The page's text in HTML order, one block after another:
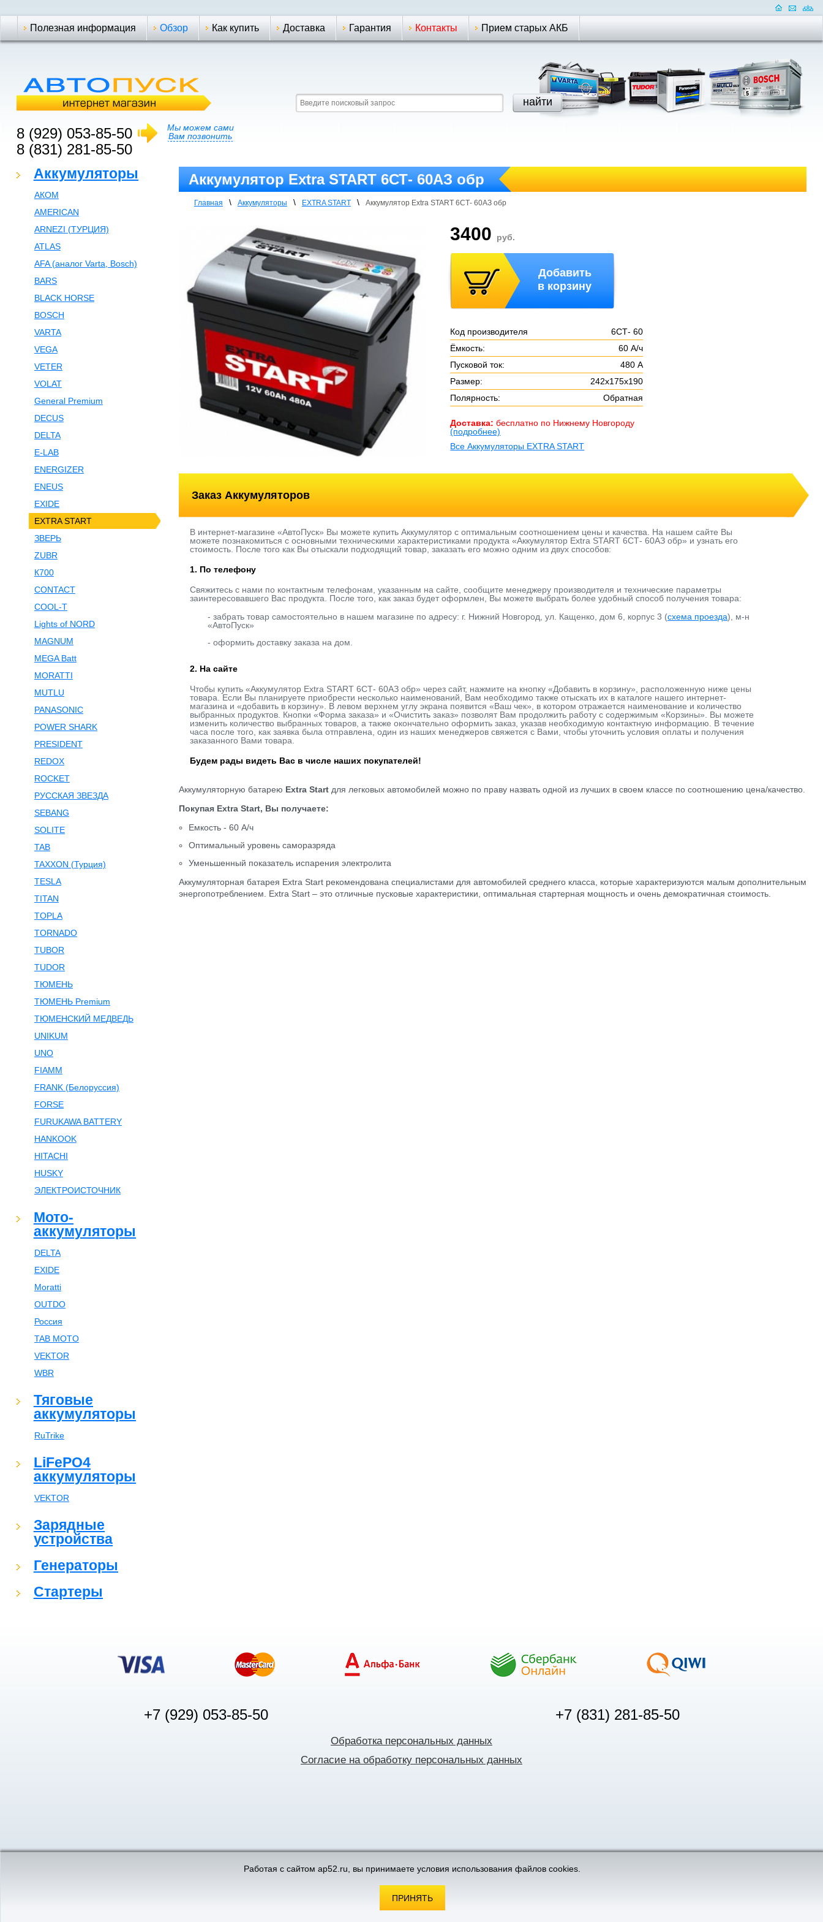
Полезная информация Обзор Как купить Доставка Гарантия Контакты Прием старых АКБ
8 (929) 053-85-50
8 (831) 281-85-50
Мы можем сами
Вам позвонить
Аккумуляторы
АКОМ
AMERICAN
ARNEZI (ТУРЦИЯ)
ATLAS
AFA (аналог Varta, Bosch)
BARS
BLACK HORSE
BOSCH
VARTA
VEGA
VETER
VOLAT
General Premium
DECUS
DELTA
E-LAB
ENERGIZER
ENEUS
EXIDE
EXTRA START
ЗВЕРЬ
ZUBR
К700
CONTACT
COOL-T
Lights of NORD
MAGNUM
MEGA Batt
MORATTI
MUTLU
PANASONIC
POWER SHARK
PRESIDENT
REDOX
ROCKET
РУССКАЯ ЗВЕЗДА
SEBANG
SOLITE
TAB
TAXXON (Турция)
TESLA
TITAN
TOPLA
TORNADO
TUBOR
TUDOR
ТЮМЕНЬ
ТЮМЕНЬ Premium
ТЮМЕНСКИЙ МЕДВЕДЬ
UNIKUM
UNO
FIAMM
FRANK (Белоруссия)
FORSE
FURUKAWA BATTERY
HANKOOK
HITACHI
HUSKY
ЭЛЕКТРОИСТОЧНИК
Мото-
аккумуляторы
DELTA
EXIDE
Moratti
OUTDO
Россия
TAB MOTO
VEKTOR
WBR
Тяговые
аккумуляторы
RuTrike
LiFePO4
аккумуляторы
VEKTOR
Зарядные
устройства
Генераторы
Стартеры
Аккумулятор Extra START 6СТ- 60АЗ обр
Главная \ Аккумуляторы \ EXTRA START \ Аккумулятор Extra START 6СТ- 60АЗ обр
3400 руб.
Добавить
в корзину
Код производителя
6СТ- 60
Ёмкость:
60 А/ч
Пусковой ток:
480 А
Размер:
242х175x190
Полярность:
Обратная
Доставка: бесплатно по Нижнему Новгороду
(подробнее)
Все Аккумуляторы EXTRA START
Заказ Аккумуляторов
В интернет-магазине «АвтоПуск» Вы можете купить Аккумулятор с оптимальным соотношением цены и качества. На нашем сайте Вы
можете познакомиться с основными техническими характеристиками продукта «Аккумулятор Extra START 6СТ- 60АЗ обр» и узнать его
стоимость. После того как Вы отыскали подходящий товар, заказать его можно одним из двух способов:
1. По телефону
Свяжитесь с нами по контактным телефонам, указанным на сайте, сообщите менеджеру производителя и технические параметры
заинтересовавшего Вас продукта. После того, как заказ будет оформлен, Вы можете выбрать более удобный способ получения товара:
- забрать товар самостоятельно в нашем магазине по адресу: г. Нижний Новгород, ул. Кащенко, дом 6, корпус 3 (схема проезда), м-н
«АвтоПуск»
- оформить доставку заказа на дом.
2. На сайте
Чтобы купить «Аккумулятор Extra START 6СТ- 60АЗ обр» через сайт, нажмите на кнопку «Добавить в корзину», расположенную ниже цены
товара. Если Вы планируете приобрести несколько наименований, Вам необходимо также отыскать их в каталоге нашего интернет-
магазина и «добавить в корзину». В левом верхнем углу экрана появится «Ваш чек», в котором отражается наименование и количество
выбранных продуктов. Кнопки «Форма заказа» и «Очистить заказ» позволят Вам продолжить работу с содержимым «Корзины». Вы можете
изменить количество выбранных товаров, а также окончательно оформить заказ, указав необходимую контактную информацию. В течение
часа после того, как заявка была отправлена, один из наших менеджеров свяжется с Вами, чтобы уточнить условия оплаты и получения
заказанного Вами товара.
Будем рады видеть Вас в числе наших покупателей!
Аккумуляторную батарею Extra Startдля легковых автомобилей можно по праву назвать одной из лучших в своем классе по соотношению цена/качество.
Покупая Extra Start, Вы получаете:
Емкость - 60 А/ч
Оптимальный уровень саморазряда
Уменьшенный показатель испарения электролита
Аккумуляторная батарея Extra Start рекомендована специалистами для автомобилей среднего класса, которые характеризуются малым дополнительным
энергопотреблением. Extra Start – это отличные пусковые характеристики, оптимальная стартерная мощность и очень демократичная стоимость.
+7 (929) 053-85-50 +7 (831) 281-85-50
Обработка персональных данных
Согласие на обработку персональных данных
Работая с сайтом ap52.ru, вы принимаете условия использования файлов cookies.
ПРИНЯТЬ